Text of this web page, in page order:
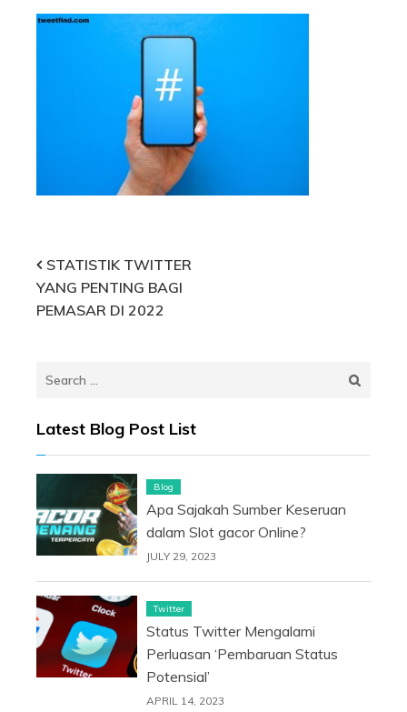
Post
navigation
STATISTIK TWITTER
YANG PENTING BAGI
PEMASAR DI 2022
Search
Latest Blog Post List
Blog
Apa Sajakah Sumber Keseruan
dalam Slot gacor Online?
JULY 29, 2023
Twitter
Status Twitter Mengalami
Perluasan ‘Pembaruan Status
Potensial’
APRIL 14, 2023